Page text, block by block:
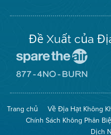
Đề Xuất của
Trang chủ Về Địa Hạt Không
Chính Sách Không Phân
Dịch